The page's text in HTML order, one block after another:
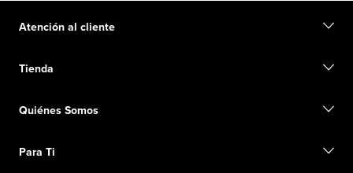
Atención al cliente
Iniciar una devolución
Conviértete en miembro
Tienda
Tarjetas de regalo
Exclusiones de ventas
Quiénes Somos
Liderazgo responsable
Para Ti